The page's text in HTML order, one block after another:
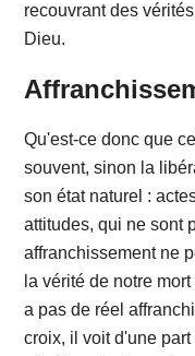
recouvrant des
Dieu.
Qu'est-ce donc que
souvent, sinon la
son état naturel :
attitudes, qui ne sont
affranchissement ne
la vérité de notre
a pas de réel
croix, il voit d'une